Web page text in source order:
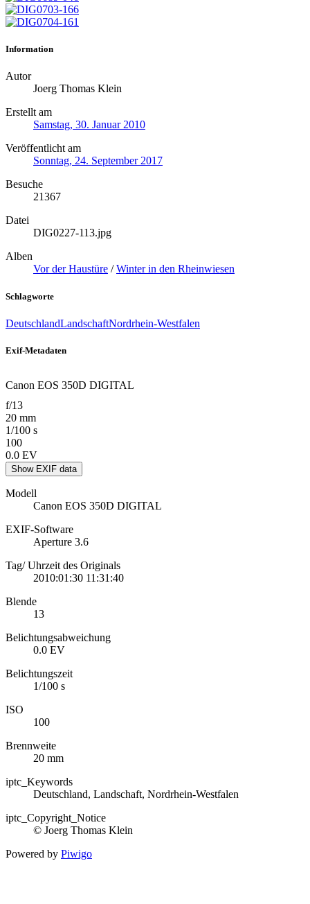
Information
Autor
Joerg Thomas Klein
Erstellt am
Samstag, 30. Januar 2010
Veröffentlicht am
Sonntag, 24. September 2017
Besuche
21367
Datei
DIG0227-113.jpg
Alben
Vor der Haustüre /Winter in den Rheinwiesen
Schlagworte
DeutschlandLandschaftNordrhein-Westfalen
Exif-Metadaten
Canon EOS 350D DIGITAL
f/13
20 mm
1/100 s
100
0.0 EV
Show EXIF data
Modell
Canon EOS 350D DIGITAL
EXIF-Software
Aperture 3.6
Tag/ Uhrzeit des Originals
2010:01:30 11:31:40
Blende
13
Belichtungsabweichung
0.0 EV
Belichtungszeit
1/100 s
ISO
100
Brennweite
20 mm
iptc_Keywords
Deutschland, Landschaft, Nordrhein-Westfalen
iptc_Copyright_Notice
© Joerg Thomas Klein
Powered by Piwigo